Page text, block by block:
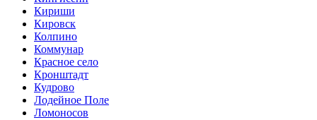
Кириши
Кировск
Колпино
Коммунар
Красное село
Кронштадт
Кудрово
Лодейное Поле
Ломоносов